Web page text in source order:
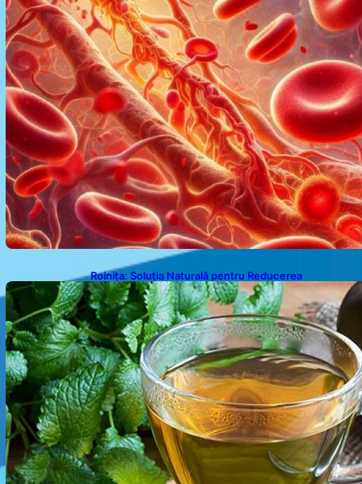
Roinița: Soluția Naturală pentru Reducerea
Cortizolului și Îmbunătățirea Somnului